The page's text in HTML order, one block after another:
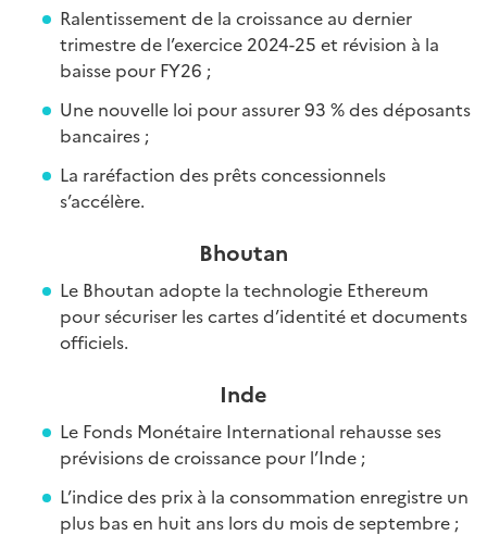
Ralentissement de la croissance au dernier
trimestre de l’exercice 2024-25 et révision à la
baisse pour FY26 ;
Une nouvelle loi pour assurer 93 % des déposants
bancaires ;
La raréfaction des prêts concessionnels
s’accélère.
Bhoutan
Le Bhoutan adopte la technologie Ethereum
pour sécuriser les cartes d’identité et documents
officiels.
Inde
Le Fonds Monétaire International rehausse ses
prévisions de croissance pour l’Inde ;
L’indice des prix à la consommation enregistre un
plus bas en huit ans lors du mois de septembre ;